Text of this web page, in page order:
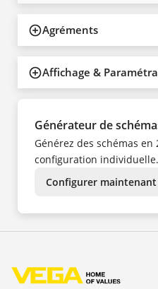
Agréments
Affichage &
Générateur de
Générez des schémas
configuration individuelle.
Configurer maintenant